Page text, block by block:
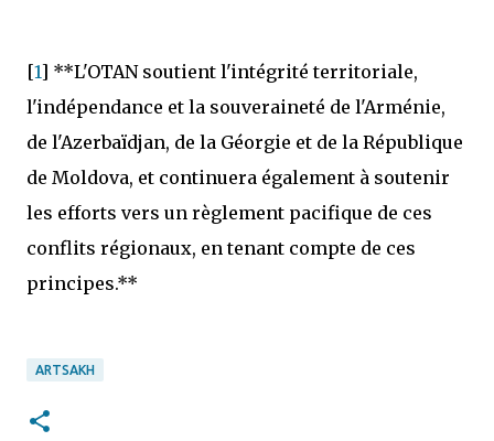
[1] **L'OTAN soutient l'intégrité territoriale,
l'indépendance et la souveraineté de l'Arménie,
de l'Azerbaïdjan, de la Géorgie et de la République
de Moldova, et continuera également à soutenir
les efforts vers un règlement pacifique de ces
conflits régionaux, en tenant compte de ces
principes.**
ARTSAKH